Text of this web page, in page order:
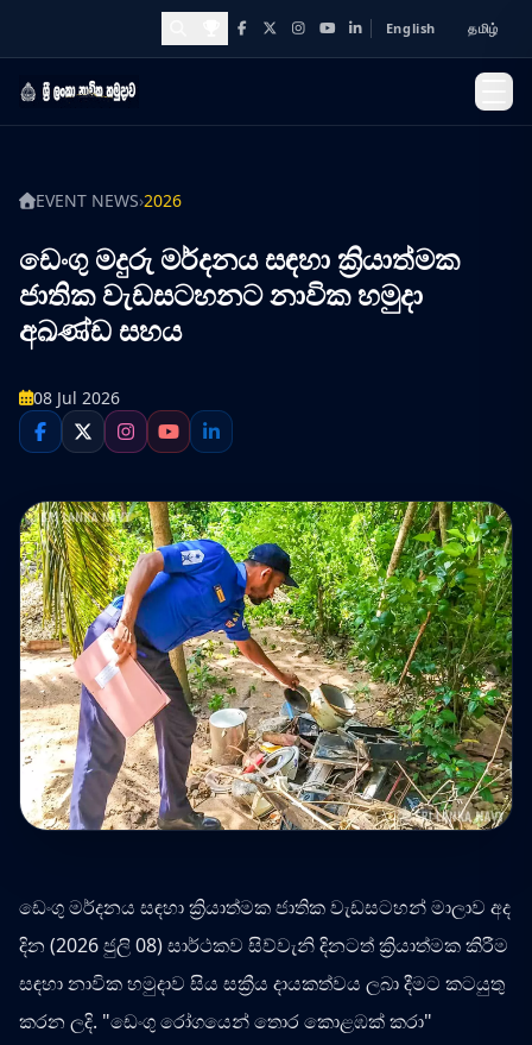
Awards and Achievements
Facebook
X Instagram
YouTubeLinkedInEnglish தமிழ்
EVENT NEWS›2026
ඩෙංගු මදුරු මර්දනය සඳහා ක්‍රියාත්මක
ජාතික වැඩසටහනට නාවික හමුදා
අඛණ්ඩ සහය
08 Jul 2026
ඩෙංගු මර්දනය සඳහා ක්‍රියාත්මක ජාතික වැඩසටහන් මාලාව අද
දින (2026 ජුලි 08) සාර්ථකව සිව්වැනි දිනටත් ක්‍රියාත්මක කිරීම
සඳහා නාවික හමුදාව සිය සක්‍රීය දායකත්වය ලබා දීමට කටයුතු
කරන ලදි. "ඩෙංගු රෝගයෙන් තොර කොළඹක් කරා"